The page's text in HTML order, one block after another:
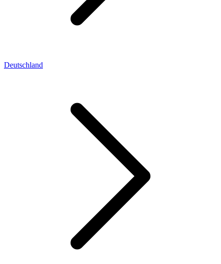
Deutschland